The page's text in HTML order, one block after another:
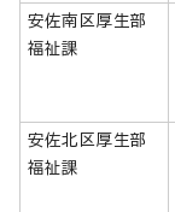
安佐南区厚生部
福祉課
安佐北区厚生部
福祉課